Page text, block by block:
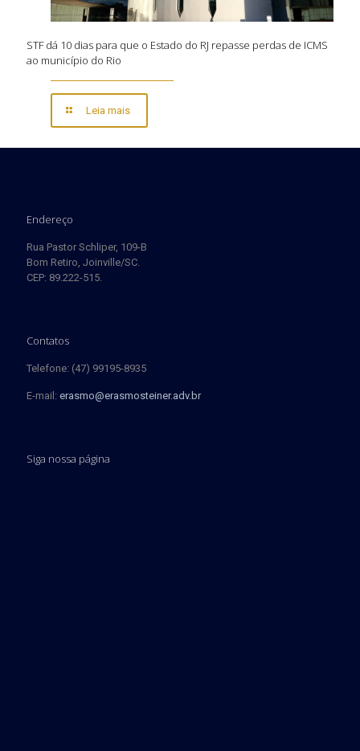
STF dá 10 dias para que o Estado do RJ repasse perdas de ICMS
ao município do Rio
Leia mais
Endereço
Rua Pastor Schliper, 109-B
Bom Retiro, Joinville/SC.
CEP: 89.222-515.
Contatos
Telefone: (47) 99195-8935
E-mail: erasmo@erasmosteiner.adv.br
Siga nossa página